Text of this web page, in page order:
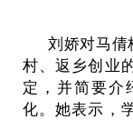
刘娇对马倩
村、返乡创业
定，并简要介
化。她表示，